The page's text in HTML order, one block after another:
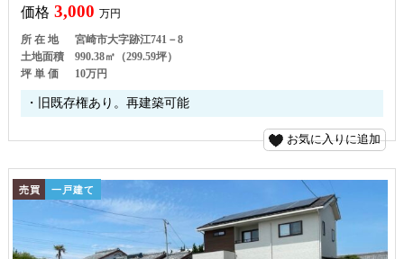
価格 3,000 万円
所 在 地
宮崎市大字跡江741－8
土地面積
990.38㎡（299.59坪）
坪 単 価
10万円
・旧既存権あり。再建築可能
お気に入りに追加
売買 一戸建て